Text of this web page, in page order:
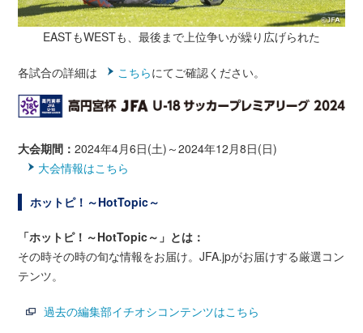
EASTもWESTも、最後まで上位争いが繰り広げられた
各試合の詳細は こちらにてご確認ください。
大会期間：2024年4月6日(土)～2024年12月8日(日)
大会情報はこちら
ホットピ！～HotTopic～
「ホットピ！～HotTopic～」とは：
その時その時の旬な情報をお届け。JFA.jpがお届けする厳選コン
テンツ。
過去の編集部イチオシコンテンツはこちら